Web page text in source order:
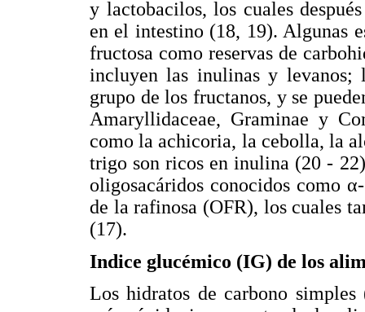
y lactobacilos, los cuales
en el intestino (18, 19). Algunas
fructosa como reservas de
incluyen las inulinas y
grupo de los fructanos, y se
Amaryllidaceae, Graminae y
como la achicoria, la cebolla, la
trigo son ricos en inulina (20 -
oligosacáridos conocidos como
de la rafinosa (OFR), los cuales
(17).
Indice glucémico (IG) de los
Los hidratos de carbono